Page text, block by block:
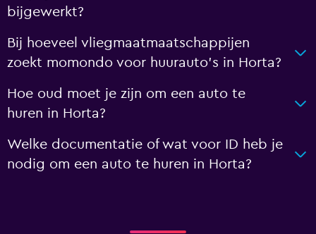
bijgewerkt?
Bij hoeveel vliegmaatmaatschappijen
zoekt momondo voor huurauto's in Horta?
Hoe oud moet je zijn om een auto te
huren in Horta?
Welke documentatie of wat voor ID heb je
nodig om een auto te huren in Horta?